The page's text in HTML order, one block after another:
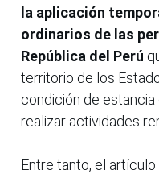
la aplicación
ordinarios de las
República del Perú
territorio de los
condición de
realizar actividades
Entre tanto, el